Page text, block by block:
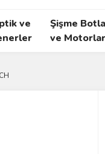
ve
Şişme
ve Motorlar